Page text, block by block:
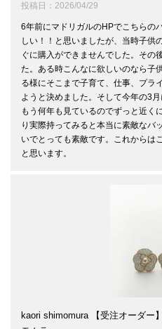
投稿日 2026/04/29
6年前にマドリガルのHPでこちらの
しい！！と思いましたが、当時子供
ぐに購入ができませんでした。その
た。ある時こんなに欲しいのなら子
る様にそこまで子育て、仕事、プラ
ようと決めました。そして今年の3
もう何年も見ているのでずっと近く
り実際持ってみると本当に素敵なバ
いでとっても素敵です。これからは
と思います。
kaori shimomura 【受注オーダー